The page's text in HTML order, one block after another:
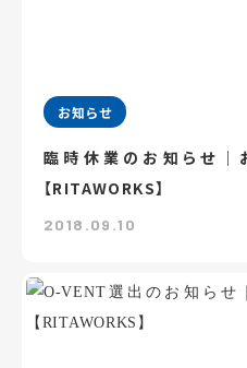
お知らせ
臨時休業のお知らせ｜
【RITAWORKS】
2018.09.10